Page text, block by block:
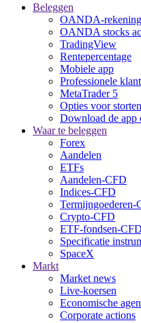
Beleggen
OANDA-rekening
OANDA stocks
TradingView
Rentepercentage
Mobiele app
Professionele klant
MetaTrader 5
Opties voor storten
Download de
Waar te beleggen
Forex
Aandelen
ETFs
Aandelen-CFD
Indices-CFD
Termijngoederen-
Crypto-CFD
ETF-fondsen-CFD
Specificatie
SpaceX
Markt
Market news
Live-koersen
Economische
Corporate actions